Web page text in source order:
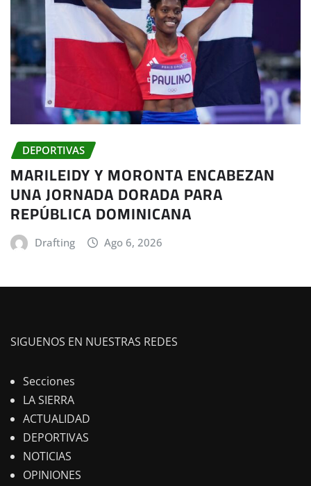
DEPORTIVAS
MARILEIDY Y MORONTA ENCABEZAN
UNA JORNADA DORADA PARA
REPÚBLICA DOMINICANA
Drafting Ago 6, 2026
SIGUENOS EN NUESTRAS REDES
Secciones
LA SIERRA
ACTUALIDAD
DEPORTIVAS
NOTICIAS
OPINIONES